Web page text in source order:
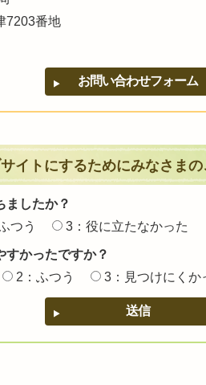
7203番地
イトにするためにみなさま
ましたか？
つう 3：役に立たなかった
すかったですか？
2：ふつう 3：見つけにくか